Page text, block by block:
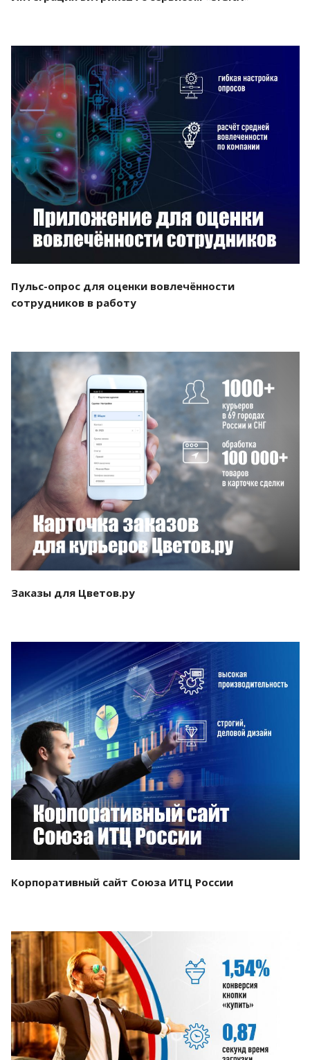
Смотреть проект
Пульс-опрос для оценки вовлечённости
сотрудников в работу
Смотреть проект
Заказы для Цветов.ру
Смотреть проект
Корпоративный сайт Союза ИТЦ России
Смотреть проект